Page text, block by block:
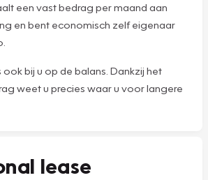
een vast bedrag per maand aan
en bent economisch zelf eigenaar
bij u op de balans. Dankzij het
weet u precies waar u voor langere
lease